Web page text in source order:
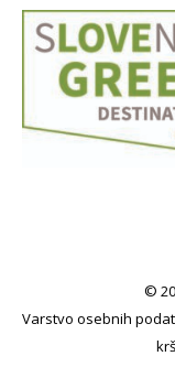
©
Varstvo osebnih